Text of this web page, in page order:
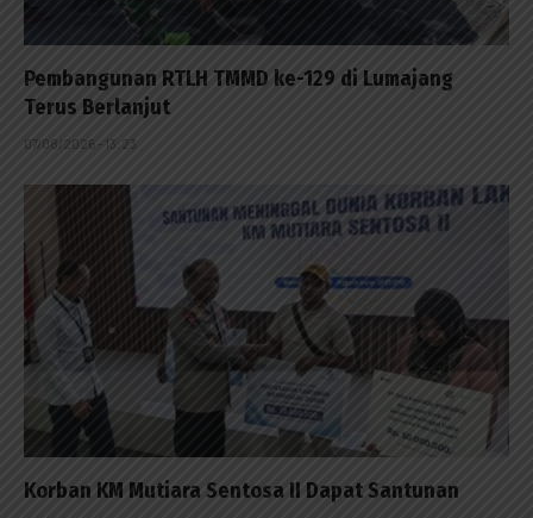
Pembangunan RTLH TMMD ke-129 di Lumajang
Terus Berlanjut
07/08/2026 - 13:23
Korban KM Mutiara Sentosa II Dapat Santunan